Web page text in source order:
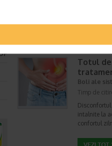
plin, chiar
In cele mai
Totul
Boli ale
Timp de
intalnite la
confortul